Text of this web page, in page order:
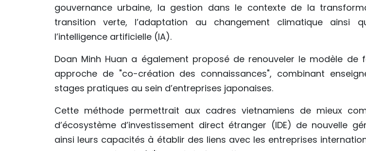
gouvernance urbaine, la gestion dans le contexte de la
transition verte, l’adaptation au changement climatique ainsi
l’intelligence artificielle (IA).
Doan Minh Huan a également proposé de renouveler le modèle de
approche de "co-création des connaissances", combinant
stages pratiques au sein d’entreprises japonaises.
Cette méthode permettrait aux cadres vietnamiens de mieux
d’écosystème d’investissement direct étranger (IDE) de nouvelle
ainsi leurs capacités à établir des liens avec les entreprises